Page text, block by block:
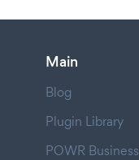
Main
Blog
Plugin Library
POWR Business